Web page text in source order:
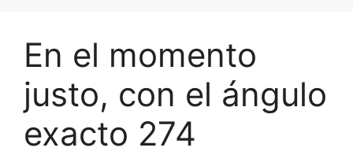
En el momento
justo, con el ángulo
exacto 274